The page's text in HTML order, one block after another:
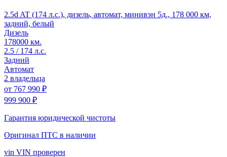
2.5d AT (174 л.с.), дизель, автомат, минивэн 5д., 178 000 км,
задний, белый
Дизель
178000 км.
2.5 / 174 л.с.
Задний
Автомат
2 владельца
от 767 990 ₽
999 900 ₽
Гарантия юридической чистоты
Оригинал ПТС в наличии
vin VIN проверен